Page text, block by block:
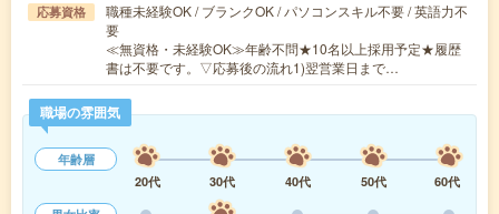
応募資格
職種未経験OK / ブランクOK / パソコンスキル不要 / 英語力不
要
≪無資格・未経験OK≫年齢不問★10名以上採用予定★履歴
書は不要です。▽応募後の流れ1)翌営業日まで…
職場の雰囲気
年齢層
20代
30代 40代 50代
60代